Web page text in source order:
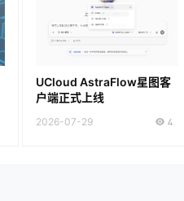
UCloud AstraFlow星图客
户端正式上线
2026-07-29 4